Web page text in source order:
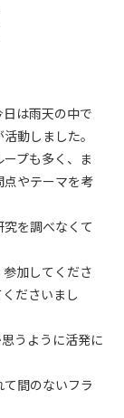
は雨天の中で
動しました。
プも多く、ま
やテーマを考
を調べなくて
加してくださ
ださいまし
うように活発に
間のないフラ